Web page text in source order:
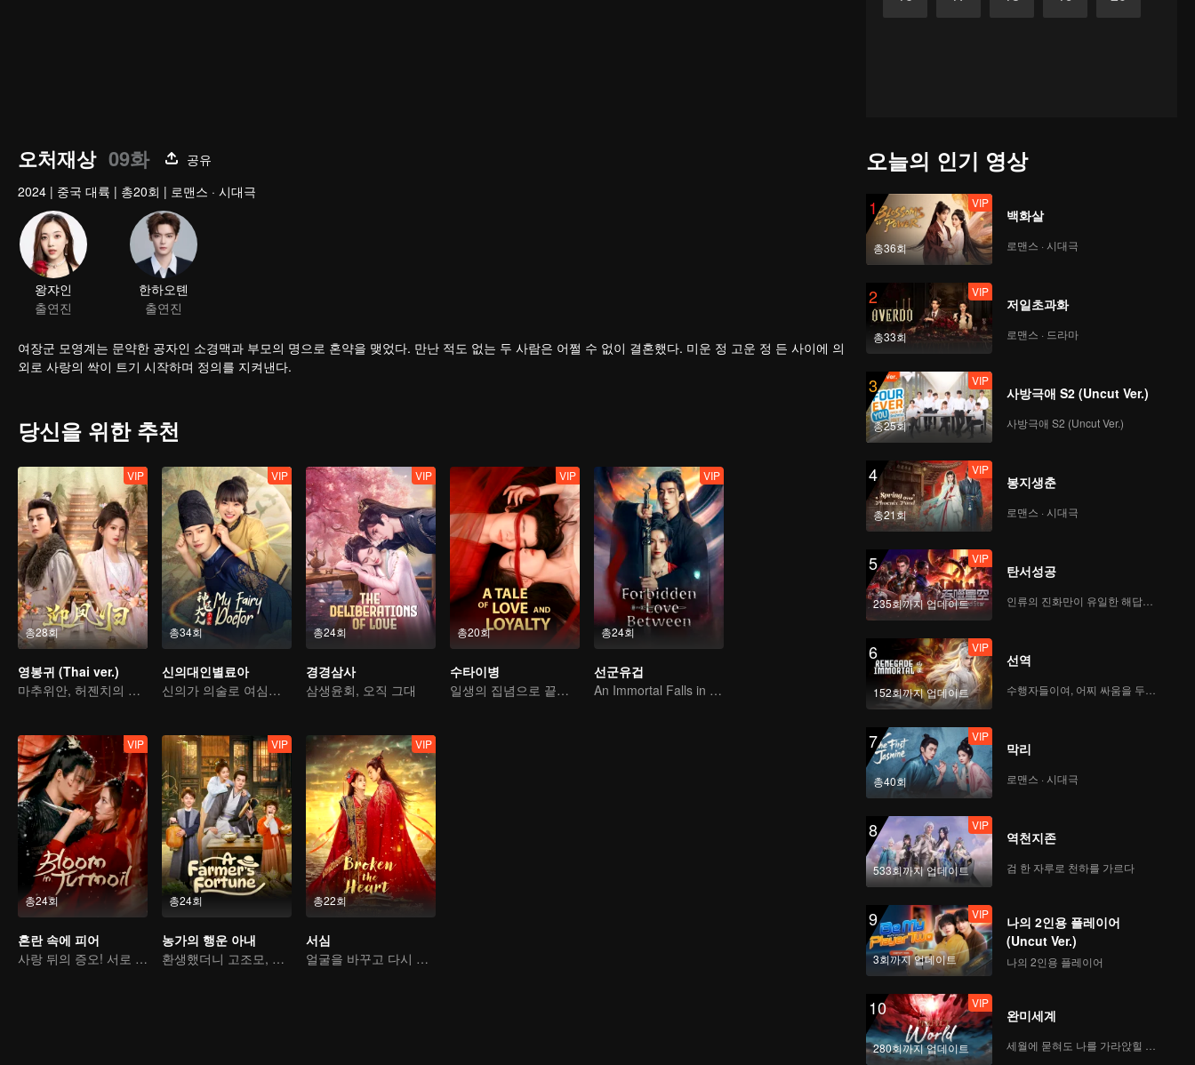
오처재상 09화
공유
2024 | 중국 대륙 | 총20회 | 로맨스 · 시대극
왕쟈인
출연진
한하오톈
출연진
여장군 모영계는 문약한 공자인 소경맥과 부모의 명으로 혼약을 맺었다. 만난 적도 없는 두 사람은 어쩔 수 없이 결혼했다. 미운 정 고운 정 든 사이에 의
외로 사랑의 싹이 트기 시작하며 정의를 지켜낸다.
당신을 위한 추천
총28회
VIP
영봉귀 (Thai ver.)
마추위안, 허젠치의 인생 역습
총34회
VIP
신의대인별료아
신의가 의술로 여심을 사로잡는다
총24회
VIP
경경삼사
삼생윤회, 오직 그대
총20회
VIP
수타이병
일생의 집념으로 끝없는 얽매임을 바꾸다
총24회
VIP
선군유겁
An Immortal Falls in Love With a Witch
총24회
VIP
혼란 속에 피어
사랑 뒤의 증오! 서로 복수를 돕는 자매단
총24회
VIP
농가의 행운 아내
환생했더니 고조모, 운명을 바꾼다
총22회
VIP
서심
얼굴을 바꾸고 다시 태어나다, 사랑의 감옥에서 벗어날 수 없다
오늘의 인기 영상
1
총36회
VIP
백화살
로맨스 · 시대극
2
총33회
VIP
저일초과화
로맨스 · 드라마
3
총25회
VIP
사방극애 S2 (Uncut Ver.)
사방극애 S2 (Uncut Ver.)
4
총21회
VIP
봉지생춘
로맨스 · 시대극
5
235회까지 업데이트
VIP
탄서성공
인류의 진화만이 유일한 해답이다
6
152회까지 업데이트
VIP
선역
7
총40회
VIP
막리
로맨스 · 시대극
8
533회까지 업데이트
VIP
역천지존
검 한 자루로 천하를 가르다
9
3회까지 업데이트
VIP
나의 2인용 플레이어
(Uncut Ver.)
나의 2인용 플레이어
10
280회까지 업데이트
VIP
완미세계